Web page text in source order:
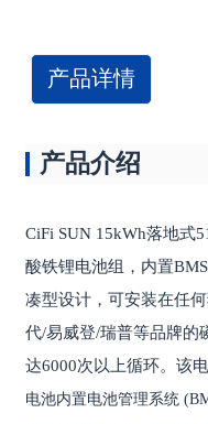
产品详情
产品介绍
CiFi SUN 15kWh落地式
酸铁锂电池组，内置
凑型设计，可安装在任
代/易威登/瑞普等品牌的
达6000次以上循环。该
电池内置电池管理系统